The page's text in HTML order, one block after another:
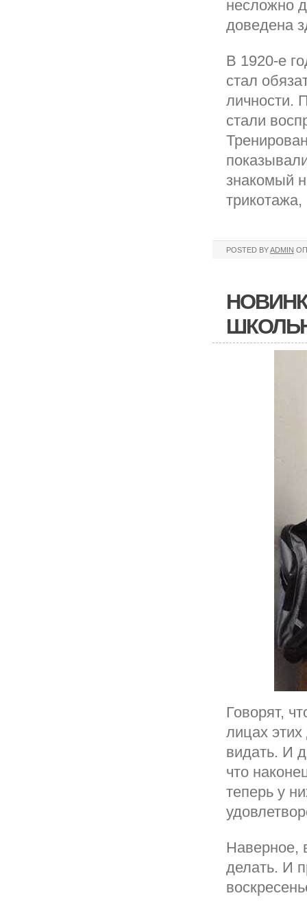
несложно
доведена
В 1920-е
стал
личности.
стали
знакомый
POSTED BYADMIN
Говорят,
лицах
видать. И
что
теперь у
Наверное,
делать. И